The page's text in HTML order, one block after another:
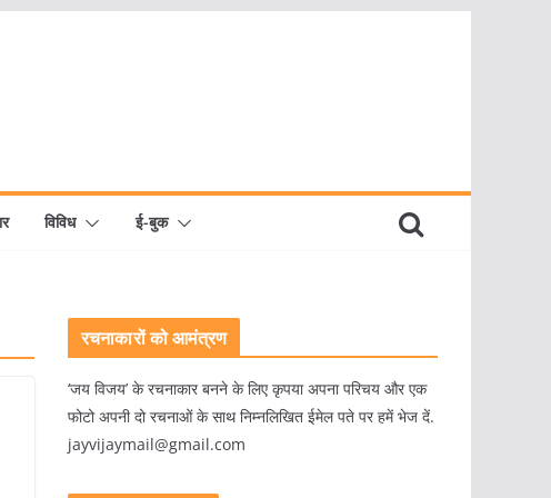
विविध ई-बुक
रचनाकारों को आमंत्रण
‘जय विजय’ के रचनाकार बनने के लिए कृपया अपना परिचय और एक
फोटो अपनी दो रचनाओं के साथ निम्नलिखित ईमेल पते पर हमें भेज दें.
jayvijaymail@gmail.com